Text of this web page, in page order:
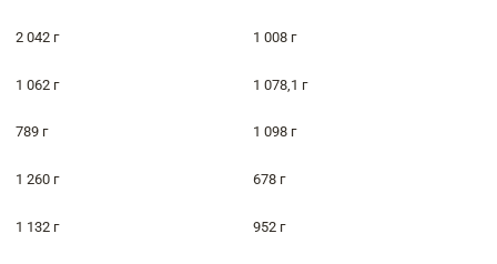
2 042 г 1 008 г
1 062 г 1 078,1 г
789 г 1 098 г
1 260 г 678 г
1 132 г 952 г